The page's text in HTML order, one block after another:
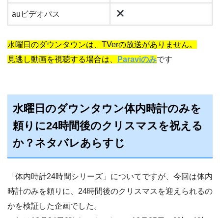
auビデオパス
水曜日のダウンタウンは、TVerの放送がありません。
見逃し動画を視聴する場合は、
Paraviのみです
水曜日のダウンタウン体内時計のみを
頼りに24時間後のクリスマスを祝える
か？ネタバレあらすじ
「体内時計24時間シリーズ」についてですが、今回は体内
時計のみを頼りに、24時間後のクリスマスを迎えられるの
かを検証した企画でした。